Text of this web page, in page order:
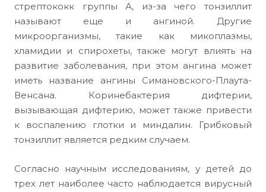
стрептококк группы А, из-за чего тонзиллит
называют еще и ангиной. Другие
микроорганизмы, такие как микоплазмы,
хламидии и спирохеты, также могут влиять на
развитие заболевания, при этом ангина может
иметь название ангины Симановского-Плаута-
Венсана. Коринебактерия дифтерии,
вызывающая дифтерию, может также привести
к воспалению глотки и миндалин. Грибковый
тонзиллит является редким случаем.
Согласно научным исследованиям, у детей до
трех лет наиболее часто наблюдается вирусный